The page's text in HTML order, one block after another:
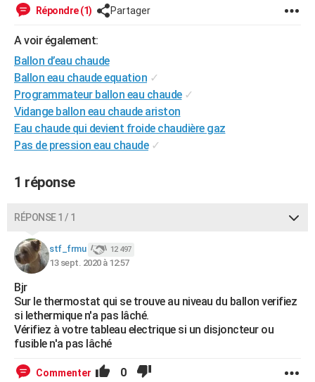
Alimentation
Guide de la santé
Maladies
Médicaments
Sommeil
Destinations
City break
Voyage nature
Voyage de noces
Forum
Climat
+
GUIDES D'ACHAT
BONS PLANS
CARTE DE VOEUX
Dictionnaire
Biographies
Citations
Expressions
Proverbes
PROGRAMME TV
COPAINS D'AVANT
S'inscrire
Se connecter
Lycées
Collèges
Primaires
Universités
Entreprises
Service militaire
Avis de recherche
AVIS DE DÉCÈS
Bricolage
Lifestyle
Culture
Sport
Auto
Television
Voyage
Cinema
Répondre (1) Partager
A voir également:
Ballon d’eau chaude
Ballon eau chaude equation ✓
Programmateur ballon eau chaude ✓
Vidange ballon eau chaude ariston
Eau chaude qui devient froide chaudière gaz
Pas de pression eau chaude ✓
1 réponse
RÉPONSE 1 / 1
stf_frmu 12 497
13 sept. 2020 à 12:57
Bjr
Sur le thermostat qui se trouve au niveau du ballon verifiez
si lethermique n'a pas lâché.
Vérifiez à votre tableau electrique si un disjoncteur ou
fusible n'a pas lâché
Commenter 0